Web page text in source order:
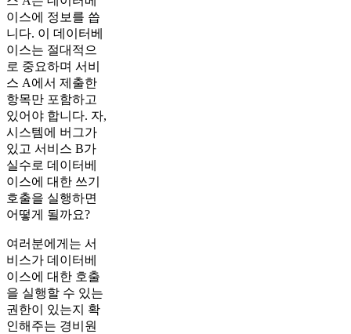
이스에 정보를 씁
니다. 이 데이터베
이스는 절대적으
로 중요하며 서비
스 A에서 제출한
항목만 포함하고
있어야 합니다. 자,
시스템에 버그가
있고 서비스 B가
실수로 데이터베
이스에 대한 쓰기
호출을 실행하면
어떻게 될까요?
여러분에게는 서
비스가 데이터베
이스에 대한 호출
을 실행할 수 있는
권한이 있는지 확
인해주는 경비원